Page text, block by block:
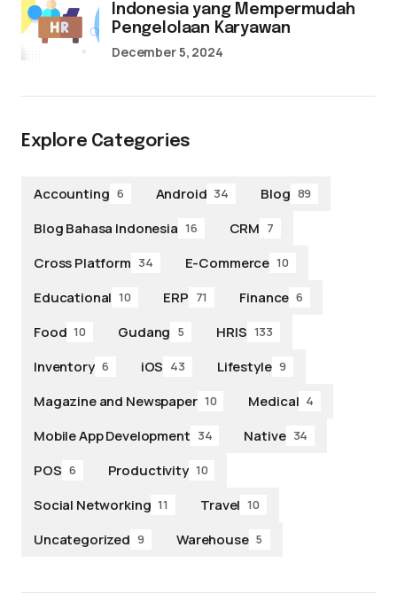
Indonesia yang Mempermudah
Pengelolaan Karyawan
December 5, 2024
Explore Categories
Accounting 6 Android 34 Blog 89
Blog Bahasa Indonesia 16 CRM 7
Cross Platform 34 E-Commerce 10
Educational 10 ERP 71 Finance 6
Food 10 Gudang 5 HRIS 133
Inventory 6 iOS 43 Lifestyle 9
Magazine and Newspaper 10 Medical 4
Mobile App Development 34 Native 34
POS 6 Productivity 10
Social Networking 11 Travel 10
Uncategorized 9 Warehouse 5